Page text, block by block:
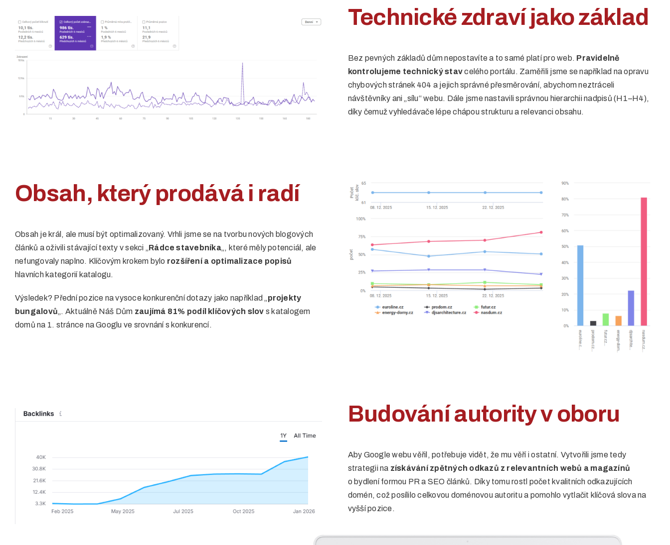
Případové
studie
Blog
Kontakty
FAQ
Technické zdraví jako základ
Bez pevných základů dům nepostavíte a to samé platí pro web. Pravidelně
kontrolujeme technický stavcelého portálu. Zaměřili jsme se například na opravu
chybových stránek 404 a jejich správné přesměrování, abychom neztráceli
návštěvníky ani „sílu“ webu. Dále jsme nastavili správnou hierarchii nadpisů (H1–H4),
díky čemuž vyhledávače lépe chápou strukturu a relevanci obsahu.
Obsah, který prodává i radí
Obsah je král, ale musí být optimalizovaný. Vrhli jsme se na tvorbu nových blogových
článků a oživili stávající texty v sekci „Rádce stavebníka„, které měly potenciál, ale
nefungovaly naplno. Klíčovým krokem bylo rozšíření a optimalizace popisů
hlavních kategorií katalogu.
Výsledek? Přední pozice na vysoce konkurenční dotazy jako například „projekty
bungalovů„. Aktuálně Náš Dům zaujímá 81% podíl klíčových slov s katalogem
domů na 1. stránce na Googlu ve srovnání s konkurencí.
Budování autority v oboru
Aby Google webu věřil, potřebuje vidět, že mu věří i ostatní. Vytvořili jsme tedy
strategii na získávání zpětných odkazů z relevantních webů a magazínů
o bydlení formou PR a SEO článků. Díky tomu rostl počet kvalitních odkazujících
domén, což posílilo celkovou doménovou autoritu a pomohlo vytlačit klíčová slova na
vyšší pozice.